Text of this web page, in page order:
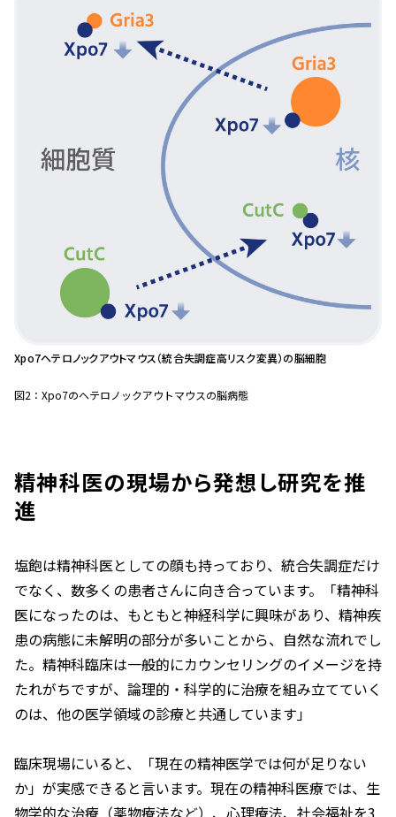
Xpo7ヘテロノックアウトマウス（統合失調症高リスク変異）の脳細胞
図2：Xpo7のヘテロノックアウトマウスの脳病態
精神科医の現場から発想し研究を推
進
塩飽は精神科医としての顔も持っており、統合失調症だけ
でなく、数多くの患者さんに向き合っています。「精神科
医になったのは、もともと神経科学に興味があり、精神疾
患の病態に未解明の部分が多いことから、自然な流れでし
た。精神科臨床は一般的にカウンセリングのイメージを持
たれがちですが、論理的・科学的に治療を組み立てていく
のは、他の医学領域の診療と共通しています」
臨床現場にいると、「現在の精神医学では何が足りない
か」が実感できると言います。現在の精神科医療では、生
物学的な治療（薬物療法など）、心理療法、社会福祉を3